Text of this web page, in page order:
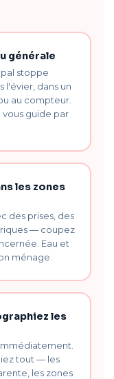
générale
stoppe
l'évier, dans un
au compteur.
vous guide par
les zones
des prises, des
— coupez
Eau et
ménage.
les
tout — les
les zones